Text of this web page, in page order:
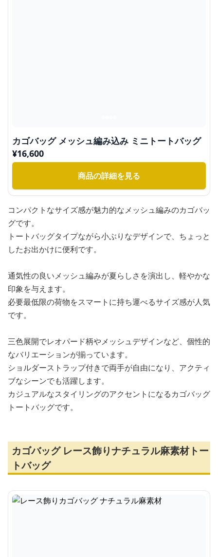
カゴバッグ メッシュ編み込み ミニトートバッグ
¥16,600
商品の詳細を見る
コンパクトなサイズ感が魅力的なメッシュ編みのカゴバッ
グです。
トートバッグタイプながら小ぶりなデザインで、ちょっと
したお出かけに便利です。
通気性の良いメッシュ編みが夏らしさを演出し、軽やかな
印象を与えます。
必要最低限の荷物をスマートに持ち運べるサイズ感が人気
です。
三色展開でレオパード柄やメッシュデザインなど、個性的
なバリエーションが揃っています。
ショルダーストラップ付きで両手が自由になり、アクティ
ブなシーンでも活躍します。
カジュアルなスタイリングのアクセントになるカゴバッグ
トートバッグです。
カゴバッグ レース飾りナチュラル麻素材トー
トバッグ